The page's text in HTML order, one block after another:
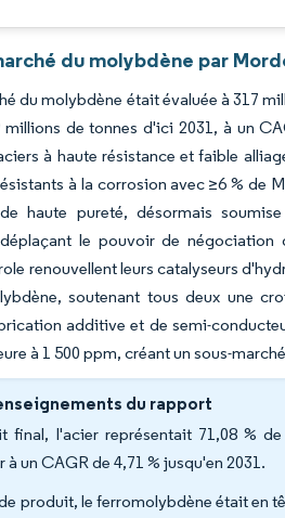
du molybdène par
du molybdène était évaluée à 317
de tonnes d'ici 2031, à un
à haute résistance et faible
à la corrosion avec ≥6 % de
haute pureté, désormais
le pouvoir de
renouvellent leurs catalyseurs
soutenant tous deux une
additive et de semi-
à 1 500 ppm, créant un sous-
du rapport
final, l'acier représentait 71,08 %
un CAGR de 4,71 % jusqu'en 2031.
produit, le ferromolybdène était en